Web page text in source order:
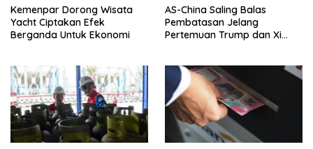
Kemenpar Dorong Wisata
Yacht Ciptakan Efek
Berganda Untuk Ekonomi
AS-China Saling Balas
Pembatasan Jelang
Pertemuan Trump dan Xi